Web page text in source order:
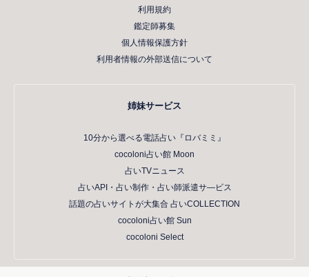
利用規約
鑑定師募集
個人情報保護方針
利用者情報の外部送信について
姉妹サービス
10分から選べる電話占い『ロバミミ』
cocoloni占い館 Moon
占いTVニュース
占いAPI・占い制作・占い師派遣サ―ビス
話題の占いサイトが大集合 占いCOLLECTION
cocoloni占い館 Sun
cocoloni Select